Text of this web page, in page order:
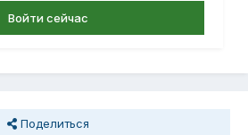
Войти сейчас
Поделиться